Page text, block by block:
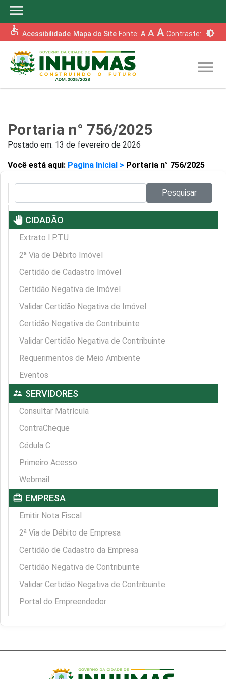
menu
accessible Acessibilidade Mapa do Site Fonte: A A A Contraste: brightness_6
menu
Portaria n° 756/2025
Postado em: 13 de fevereiro de 2026
Você está aqui: Pagina Inicial > Portaria n° 756/2025
Pesquisar
pan_tool CIDADÃO
Extrato I.P.T.U
2ª Via de Débito Imóvel
Certidão de Cadastro Imóvel
Certidão Negativa de Imóvel
Validar Certidão Negativa de Imóvel
Certidão Negativa de Contribuinte
Validar Certidão Negativa de Contribuinte
Requerimentos de Meio Ambiente
Eventos
supervisor_account SERVIDORES
Consultar Matrícula
ContraCheque
Cédula C
Primeiro Acesso
Webmail
card_travel EMPRESA
Emitir Nota Fiscal
2ª Via de Débito de Empresa
Certidão de Cadastro da Empresa
Certidão Negativa de Contribuinte
Validar Certidão Negativa de Contribuinte
Portal do Empreendedor